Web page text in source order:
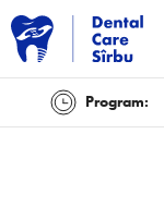
Program: